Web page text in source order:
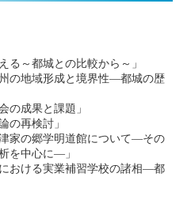
る～都城との比較から～」
の地域形成と境界性―都城の歴
の成果と課題」
の再検討」
家の郷学明道館について―その
を中心に―」
おける実業補習学校の諸相―都